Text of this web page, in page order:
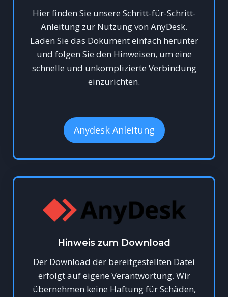
Hier finden Sie unsere Schritt-für-Schritt-
Anleitung zur Nutzung von AnyDesk.
Laden Sie das Dokument einfach herunter
und folgen Sie den Hinweisen, um eine
schnelle und unkomplizierte Verbindung
einzurichten.
Anydesk Anleitung
Hinweis zum Download
Der Download der bereitgestellten Datei
erfolgt auf eigene Verantwortung. Wir
übernehmen keine Haftung für Schäden,